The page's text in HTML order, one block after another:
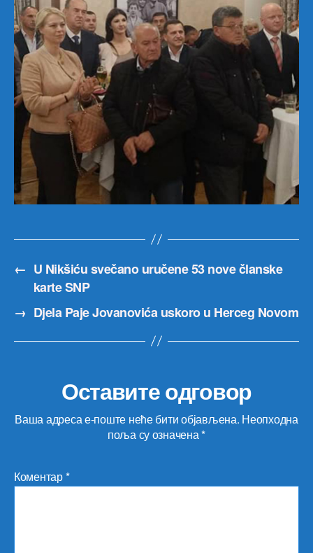
← U Nikšiću svečano uručene 53 nove članske
karte SNP
→ Djela Paje Jovanovića uskoro u Herceg Novom
Оставите одговор
Ваша адреса е-поште неће бити објављена. Неопходна
поља су означена*
Коментар*